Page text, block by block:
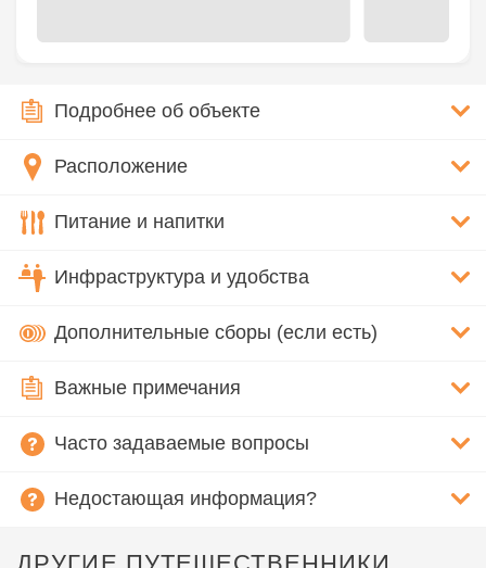
Подробнее об объекте
Расположение
Питание и напитки
Инфраструктура и удобства
Дополнительные сборы (если есть)
Важные примечания
Часто задаваемые вопросы
Недостающая информация?